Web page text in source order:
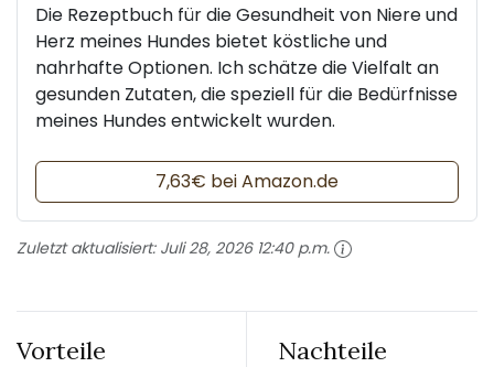
Die Rezeptbuch für die Gesundheit von Niere und
Herz meines Hundes bietet köstliche und
nahrhafte Optionen. Ich schätze die Vielfalt an
gesunden Zutaten, die speziell für die Bedürfnisse
meines Hundes entwickelt wurden.
7,63€ bei Amazon.de
Zuletzt aktualisiert: Juli 28, 2026 12:40 p.m.
Vorteile Nachteile